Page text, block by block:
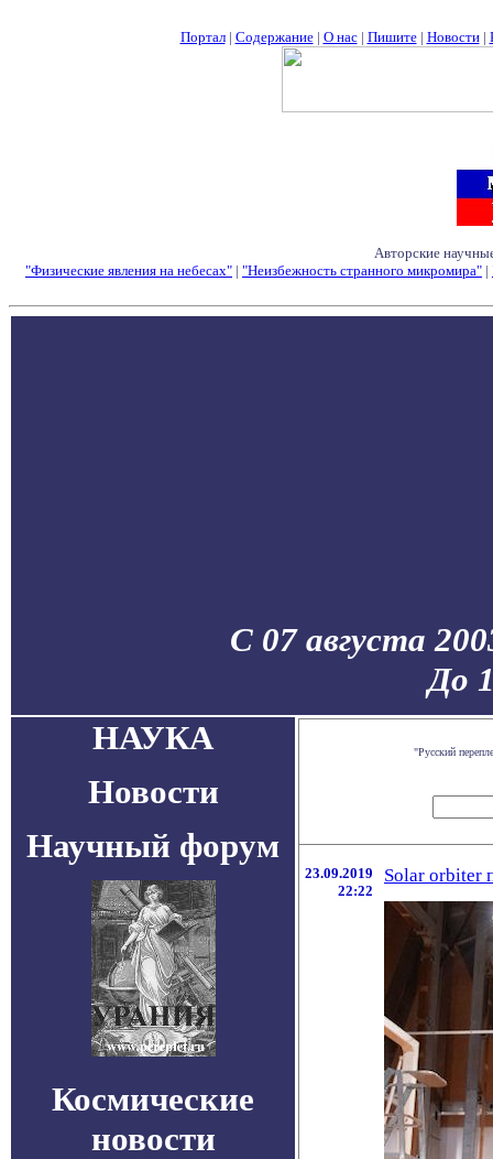
Портал| Содержание| О нас| Пишите| Новости|
Авторские
"Физические явления на небесах" | "Неизбежность странного микромира" |
С 07 августа
До
НАУКА
Новости
Научный форум
Космические
новости
"Русский
23.09.2019
22:22
Solar orbiter